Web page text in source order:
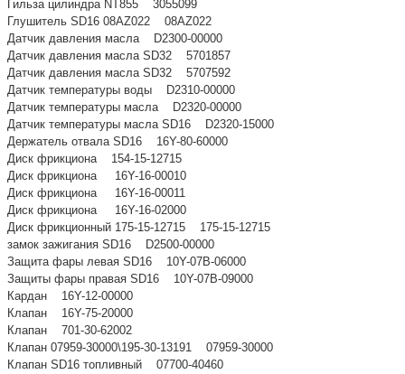
Гильза цилиндра NT855 3055099
Глушитель SD16 08AZ022 08AZ022
Датчик давления масла D2300-00000
Датчик давления масла SD32 5701857
Датчик давления масла SD32 5707592
Датчик температуры воды D2310-00000
Датчик температуры масла D2320-00000
Датчик температуры масла SD16 D2320-15000
Держатель отвала SD16 16Y-80-60000
Диск фрикциона 154-15-12715
Диск фрикциона 16Y-16-00010
Диск фрикциона 16Y-16-00011
Диск фрикциона 16Y-16-02000
Диск фрикционный 175-15-12715 175-15-12715
замок зажигания SD16 D2500-00000
Защита фары левая SD16 10Y-07B-06000
Защиты фары правая SD16 10Y-07B-09000
Кардан 16Y-12-00000
Клапан 16Y-75-20000
Клапан 701-30-62002
Клапан 07959-30000\195-30-13191 07959-30000
Клапан SD16 топливный 07700-40460